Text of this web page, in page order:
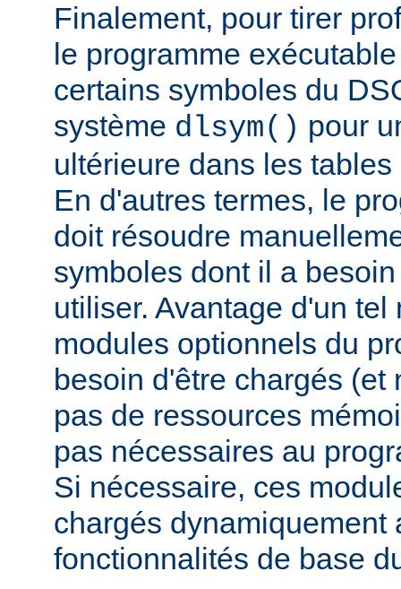
Finalement, pour tirer
le programme
certains symboles du
système dlsym() pour
ultérieure dans les
En d'autres termes, le
doit résoudre
symboles dont il a
utiliser. Avantage d'un
modules optionnels du
besoin d'être chargés (et
pas de ressources
pas nécessaires au
Si nécessaire, ces
chargés dynamiquement
fonctionnalités de base